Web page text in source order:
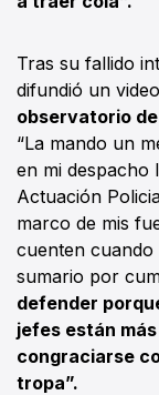
Tras su fallido
difundió un
observatorio
“La mando un
en mi despacho
Actuación
marco de mis
cuenten
sumario por
defender
jefes están
congraciarse
tropa”.